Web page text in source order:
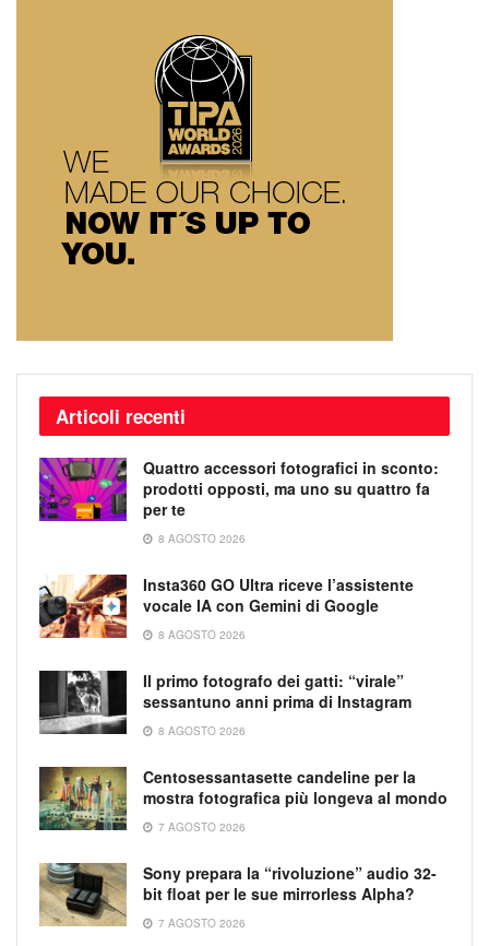
Articoli recenti
Quattro accessori fotografici in sconto:
prodotti opposti, ma uno su quattro fa
per te
8 AGOSTO 2026
Insta360 GO Ultra riceve l’assistente
vocale IA con Gemini di Google
8 AGOSTO 2026
Il primo fotografo dei gatti: “virale”
sessantuno anni prima di Instagram
8 AGOSTO 2026
Centosessantasette candeline per la
mostra fotografica più longeva al mondo
7 AGOSTO 2026
Sony prepara la “rivoluzione” audio 32-
bit float per le sue mirrorless Alpha?
7 AGOSTO 2026